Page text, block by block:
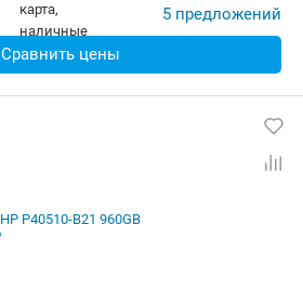
5 предложений
Сравнить цены